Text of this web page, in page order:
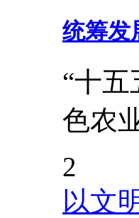
统筹发
“十
色农
2
以文